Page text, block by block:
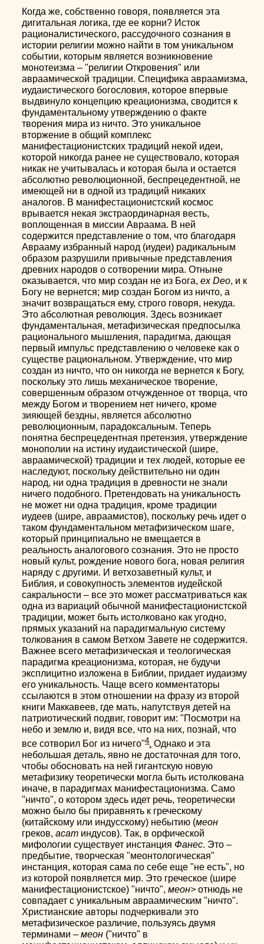
Когда же, собственно говоря, появляется эта
дигитальная логика, где ее корни? Исток
рационалистического, рассудочного сознания в
истории религии можно найти в том уникальном
событии, которым является возникновение
монотеизма – "религии Откровения" или
авраамической традиции. Специфика авраамизма,
иудаистического богословия, которое впервые
выдвинуло концепцию креационизма, сводится к
фундаментальному утверждению о факте
творения мира из ничто. Это уникальное
вторжение в общий комплекс
манифестационистских традиций некой идеи,
которой никогда ранее не существовало, которая
никак не учитывалась и которая была и остается
абсолютно революционной, беспрецедентной, не
имеющей ни в одной из традиций никаких
аналогов. В манифестационистский космос
врывается некая экстраординарная весть,
воплощенная в миссии Авраама. В ней
содержится представление о том, что благодаря
Аврааму избранный народ (иудеи) радикальным
образом разрушили привычные представления
древних народов о сотворении мира. Отныне
оказывается, что мир создан не из Бога,ex Deo, и к
Богу не вернется; мир создан Богом из ничто, а
значит возвращаться ему, строго говоря, некуда.
Это абсолютная революция. Здесь возникает
фундаментальная, метафизическая предпосылка
рационального мышления, парадигма, дающая
первый импульс представлению о человеке как о
существе рациональном. Утверждение, что мир
создан из ничто, что он никогда не вернется к Богу,
поскольку это лишь механическое творение,
совершенным образом отчужденное от творца, что
между Богом и творением нет ничего, кроме
зияющей бездны, является абсолютно
революционным, парадоксальным. Теперь
понятна беспрецедентная претензия, утверждение
монополии на истину иудаистической (шире,
авраамической) традиции и тех людей, которые ее
наследуют, поскольку действительно ни один
народ, ни одна традиция в древности не знали
ничего подобного. Претендовать на уникальность
не может ни одна традиция, кроме традиции
иудеев (шире, авраамистов), поскольку речь идет о
таком фундаментальном метафизическом шаге,
который принципиально не вмещается в
реальность аналогового сознания. Это не просто
новый культ, рождение нового бога, новая религия
наряду с другими. И ветхозаветный культ, и
Библия, и совокупность элементов иудейской
сакральности – все это может рассматриваться как
одна из вариаций обычной манифестационистской
традиции, может быть истолковано как угодно,
прямых указаний на парадигмальную систему
толкования в самом Ветхом Завете не содержится.
Важнее всего метафизическая и теологическая
парадигма креационизма, которая, не будучи
эксплицитно изложена в Библии, придает иудаизму
его уникальность. Чаще всего комментаторы
ссылаются в этом отношении на фразу из второй
книги Маккавеев, где мать, напутствуя детей на
патриотический подвиг, говорит им: "Посмотри на
небо и землю и, видя все, что на них, познай, что
все сотворил Бог из ничего"4. Однако и эта
небольшая деталь, явно не достаточная для того,
чтобы обосновать на ней гигантскую новую
метафизику теоретически могла быть истолкована
иначе, в парадигмах манифестационизма. Само
"ничто", о котором здесь идет речь, теоретически
можно было бы приравнять к греческому
(китайскому или индусскому) небытию (меон
греков,асат индусов). Так, в орфической
мифологии существует инстанция Фанес. Это –
предбытие, творческая "меонтологическая"
инстанция, которая сама по себе еще "не есть", но
из которой появляется мир. Это греческое (шире
манифестационистское) "ничто",меон> отнюдь не
совпадает с уникальным авраамическим "ничто".
Христианские авторы подчеркивали это
метафизическое различие, пользуясь двумя
терминами –меон ("ничто" в